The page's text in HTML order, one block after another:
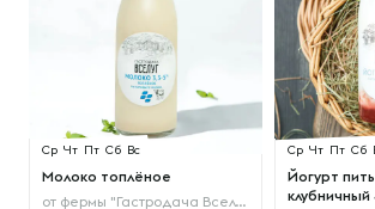
Ср Чт Пт Сб Вс
Молоко топлёное
от фермы "Гастродача Вселуг"
Ср Чт Пт Сб
Йогурт
клубничный